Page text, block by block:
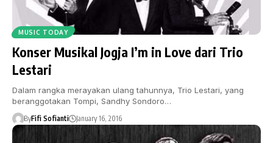
MUSIC TODAY
Konser Musikal Jogja I’m in Love dari Trio
Lestari
Dalam rangka merayakan ulang tahunnya, Trio Lestari, yang
beranggotakan Tompi, Sandhy Sondoro…
ByFifi Sofianti January 16, 2016